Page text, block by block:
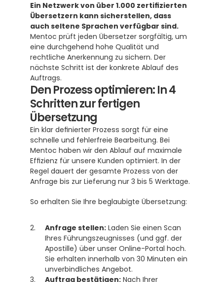
Ein Netzwerk von über 1.000 zertifizierten
Übersetzern kann sicherstellen, dass
auch seltene Sprachen verfügbar sind.
Mentoc prüft jeden Übersetzer sorgfältig, um
eine durchgehend hohe Qualität und
rechtliche Anerkennung zu sichern. Der
nächste Schritt ist der konkrete Ablauf des
Auftrags.
Den Prozess optimieren: In 4
Schritten zur fertigen
Übersetzung
Ein klar definierter Prozess sorgt für eine
schnelle und fehlerfreie Bearbeitung. Bei
Mentoc haben wir den Ablauf auf maximale
Effizienz für unsere Kunden optimiert. In der
Regel dauert der gesamte Prozess von der
Anfrage bis zur Lieferung nur 3 bis 5 Werktage.
So erhalten Sie Ihre beglaubigte Übersetzung:
Anfrage stellen: Laden Sie einen Scan
Ihres Führungszeugnisses (und ggf. der
Apostille) über unser Online-Portal hoch.
Sie erhalten innerhalb von 30 Minuten ein
unverbindliches Angebot.
Auftrag bestätigen: Nach Ihrer